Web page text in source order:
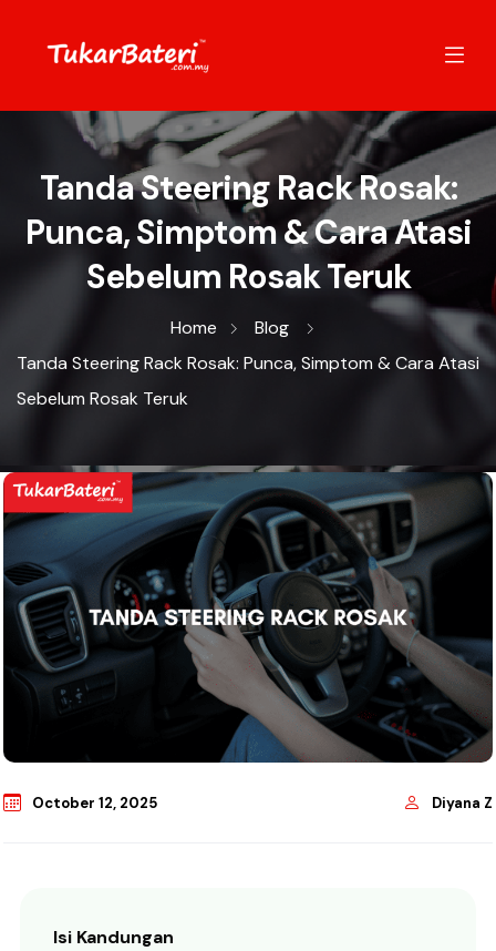
Tanda Steering Rack Rosak:
Punca, Simptom & Cara Atasi
Sebelum Rosak Teruk
Home
Blog
Tanda Steering Rack Rosak: Punca, Simptom & Cara Atasi
Sebelum Rosak Teruk
October 12, 2025 Diyana Z
Isi Kandungan